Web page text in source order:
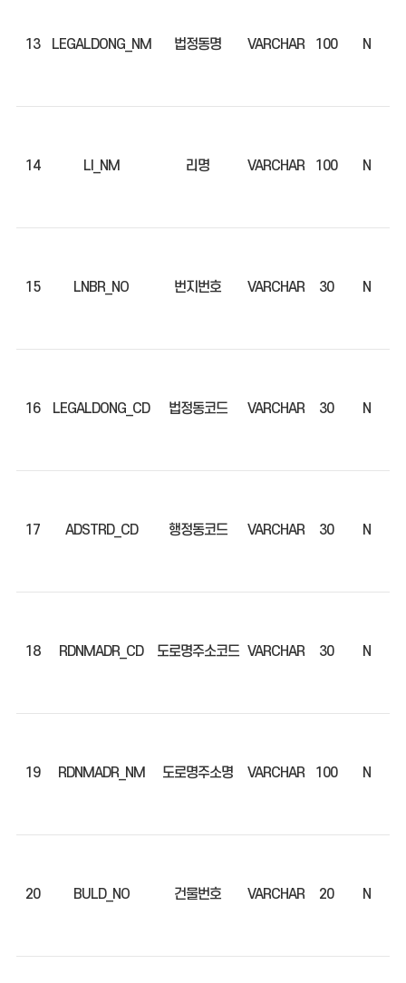
13 LEGALDONG_NM 법정동명 VARCHAR 100 N
14 LI_NM 리명 VARCHAR 100 N
15 LNBR_NO 번지번호 VARCHAR 30 N
16 LEGALDONG_CD 법정동코드 VARCHAR 30 N
17 ADSTRD_CD 행정동코드 VARCHAR 30 N
18 RDNMADR_CD 도로명주소코드 VARCHAR 30 N
19 RDNMADR_NM 도로명주소명 VARCHAR 100 N
20 BULD_NO 건물번호 VARCHAR 20 N